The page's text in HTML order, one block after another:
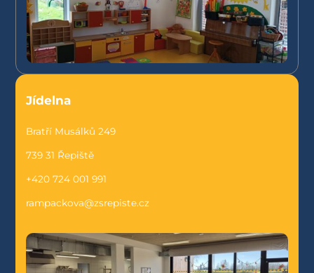
Jídelna
Bratří Musálků 249
739 31 Řepiště
+420 724 001 991
rampackova@zsrepiste.cz